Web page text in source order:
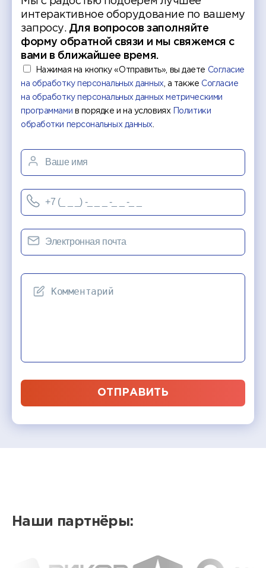
интерактивное оборудование по вашему
запросу. Для вопросов заполняйте
форму обратной связи и мы свяжемся с
вами в ближайшее время.
Нажимая на кнопку «Отправить», вы даете Согласие
на обработку персональных данных , а такжеСогласие
на обработку персональных данных метрическими
программами в порядке и на условиях
Политики
обработки персональных данных
ОТПРАВИТЬ
Наши партнёры: